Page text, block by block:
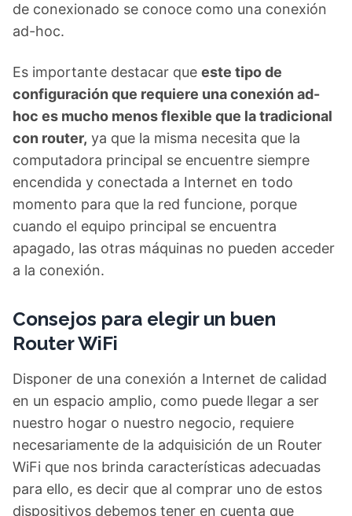
de conexionado se conoce como una conexión
ad-hoc.
Es importante destacar que este tipo de
configuración que requiere una conexión ad-
hoc es mucho menos flexible que la tradicional
con router, ya que la misma necesita que la
computadora principal se encuentre siempre
encendida y conectada a Internet en todo
momento para que la red funcione, porque
cuando el equipo principal se encuentra
apagado, las otras máquinas no pueden acceder
a la conexión.
Consejos para elegir un buen
Router WiFi
Disponer de una conexión a Internet de calidad
en un espacio amplio, como puede llegar a ser
nuestro hogar o nuestro negocio, requiere
necesariamente de la adquisición de un Router
WiFi que nos brinda características adecuadas
para ello, es decir que al comprar uno de estos
dispositivos debemos tener en cuenta que